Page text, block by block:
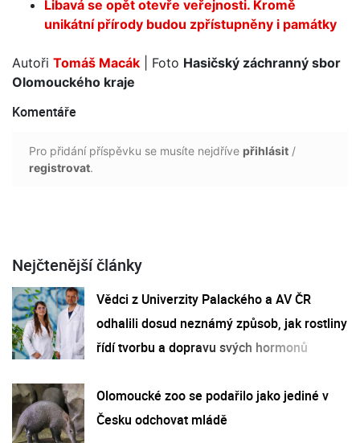
Libavá se opět otevře veřejnosti. Kromě
unikátní přírody budou zpřístupněny i památky
Autoři Tomáš Macák | Foto Hasičský záchranný sbor
Olomouckého kraje
Komentáře
Pro přidání příspěvku se musíte nejdříve přihlásit /
registrovat.
Nejčtenější články
Vědci z Univerzity Palackého a AV ČR
odhalili dosud neznámý způsob, jak rostliny
řídí tvorbu a dopravu svých hormonů
Olomoucké zoo se podařilo jako jediné v
Česku odchovat mládě